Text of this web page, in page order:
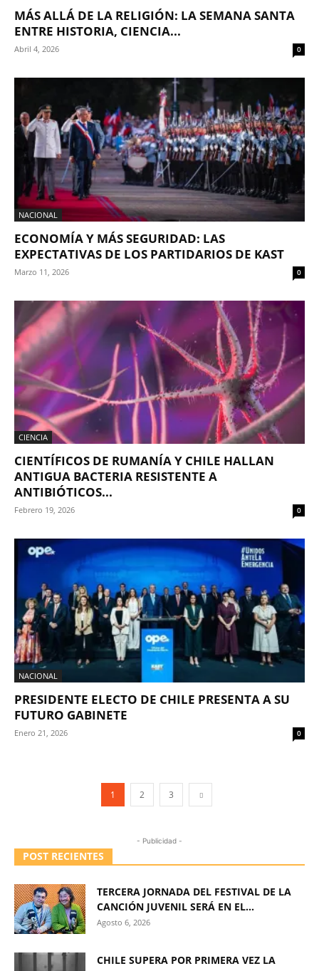
MÁS ALLÁ DE LA RELIGIÓN: LA SEMANA SANTA
ENTRE HISTORIA, CIENCIA...
Abril 4, 2026 0
NACIONAL
ECONOMÍA Y MÁS SEGURIDAD: LAS
EXPECTATIVAS DE LOS PARTIDARIOS DE KAST
Marzo 11, 2026 0
CIENCIA
CIENTÍFICOS DE RUMANÍA Y CHILE HALLAN
ANTIGUA BACTERIA RESISTENTE A
ANTIBIÓTICOS...
Febrero 19, 2026 0
NACIONAL
PRESIDENTE ELECTO DE CHILE PRESENTA A SU
FUTURO GABINETE
Enero 21, 2026 0
1 2 3
- Publicidad -
POST RECIENTES
TERCERA JORNADA DEL FESTIVAL DE LA
CANCIÓN JUVENIL SERÁ EN EL...
Agosto 6, 2026
CHILE SUPERA POR PRIMERA VEZ LA